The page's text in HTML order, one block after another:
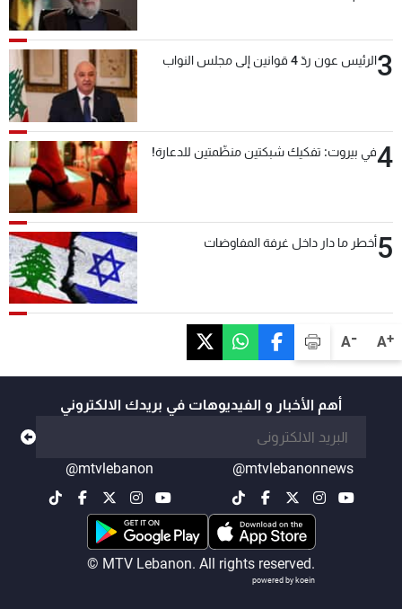
A+
A-
3الرئيس عون ردّ 4 قوانين إلى مجلس النواب
4في بيروت: تفكيك شبكتين منظّمتين للدعارة!
5أخطر ما دار داخل غرفة المفاوضات
أهم الأخبار و الفيديوهات في بريدك الالكتروني
@mtvlebanonnews
@mtvlebanon
© MTV Lebanon. All rights reserved.
powered by koein